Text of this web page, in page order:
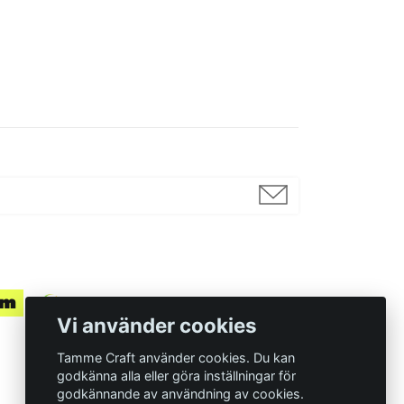
Vi använder cookies
Tamme Craft använder cookies. Du kan
godkänna alla eller göra inställningar för
godkännande av användning av cookies.